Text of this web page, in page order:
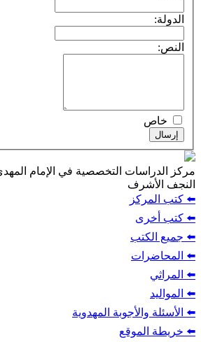
الدولة:
النص:
خاص
إرسال
مركز الدراسات التخصصية في الإمام
النجف الأشرف
⬅️ كتب المركز
⬅️ كتب أخرى
⬅️ جميع الكتب
⬅️ المحاضرات
⬅️ المراثي
⬅️ المواليد
⬅️ الأسئلة والأجوبة المهدوية
⬅️ خريطة الموقع